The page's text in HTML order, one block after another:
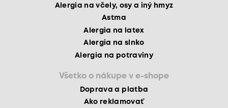
Alergia na včely, osy a iný hmyz
Astma
Alergia na latex
Alergia na slnko
Alergia na potraviny
Všetko o nákupe v e-shope
Doprava a platba
Ako reklamovať